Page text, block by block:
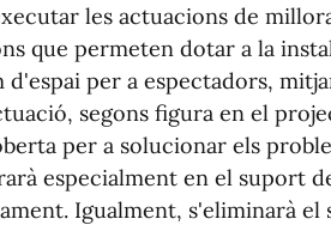
les actuacions de
que permeten dotar a la
per a espectadors,
segons figura en el
per a solucionar els
especialment en el suport
Igualment, s'eliminarà el